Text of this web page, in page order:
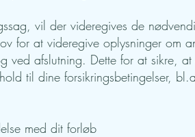
vil der videregives de
for at videregive oplysninger om
afslutning. Dette for at sikre,
til dine forsikringsbetingelser,
med dit forløb